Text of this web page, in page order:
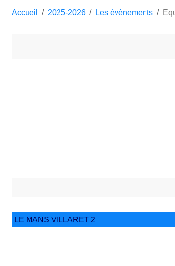
Accueil 2025-2026 Les évènements
LE MANS VILLARET 2